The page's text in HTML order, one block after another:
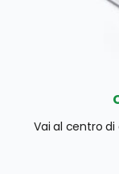
Vai al centro